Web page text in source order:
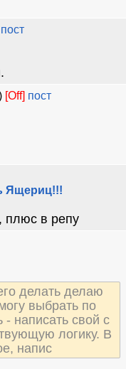
пост
[Off] пост
Ящериц!!!
плюс в репу
делать делаю
выбрать по
- написать свой с
логику. В
напис